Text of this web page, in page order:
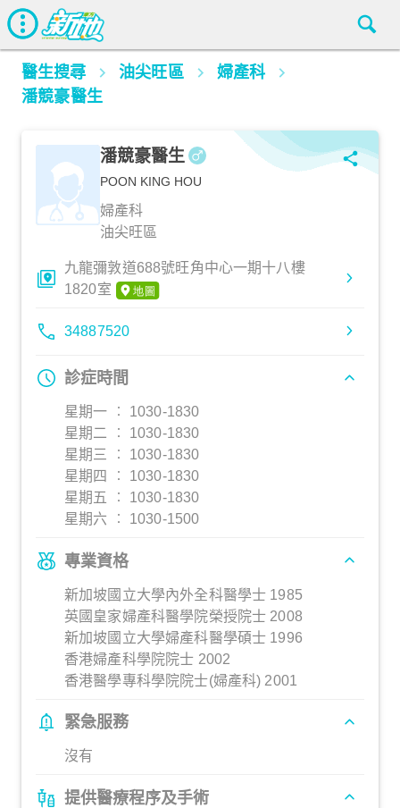
醫生搜尋 油尖旺區
婦產科
潘競豪醫生
潘競豪醫生
POON KING HOU
婦產科
油尖旺區
九龍彌敦道688號旺角中心一期十八樓
1820室
34887520
診症時間
星期一 ︰ 1030-1830
星期二 ︰ 1030-1830
星期三 ︰ 1030-1830
星期四 ︰ 1030-1830
星期五 ︰ 1030-1830
星期六 ︰ 1030-1500
專業資格
新加坡國立大學內外全科醫學士 1985
英國皇家婦產科醫學院榮授院士 2008
新加坡國立大學婦產科醫學碩士 1996
香港婦產科學院院士 2002
香港醫學專科學院院士(婦產科) 2001
緊急服務
沒有
提供醫療程序及手術